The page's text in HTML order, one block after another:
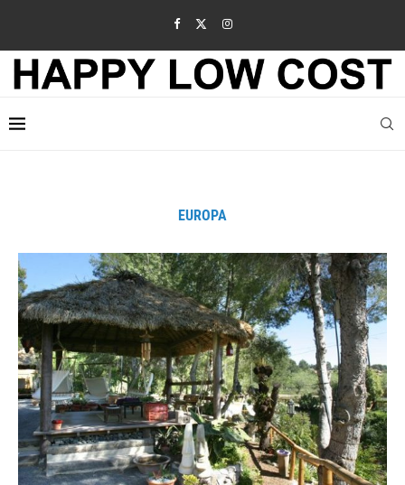
EUROPA